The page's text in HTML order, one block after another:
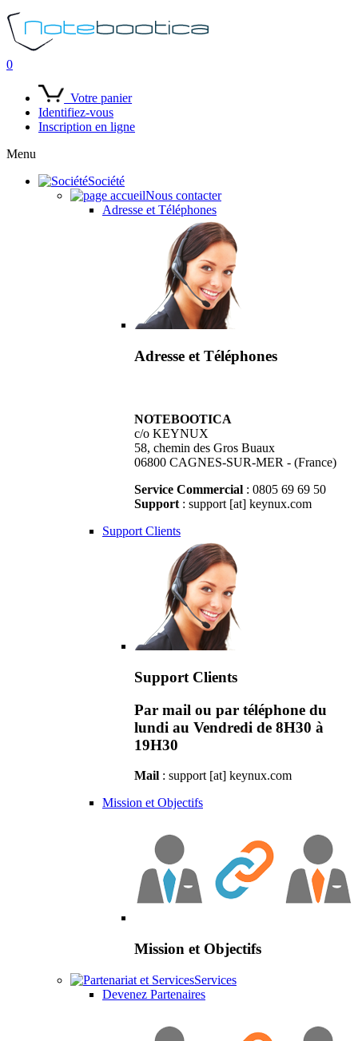
0
Votre panier
Identifiez-vous
Inscription en ligne
Menu
Société
Nous contacter
Adresse et Téléphones
Adresse et Téléphones
NOTEBOOTICA
c/o KEYNUX
58, chemin des Gros Buaux
06800 CAGNES-SUR-MER - (France)
Service Commercial : 0805 69 69 50
Support : support [at] keynux.com
Support Clients
Support Clients
Par mail ou par téléphone du
lundi au Vendredi de 8H30 à
19H30
Mail : support [at] keynux.com
Mission et Objectifs
Mission et Objectifs
Services
Devenez Partenaires